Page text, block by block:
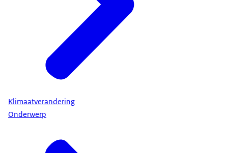
Klimaatverandering
Onderwerp